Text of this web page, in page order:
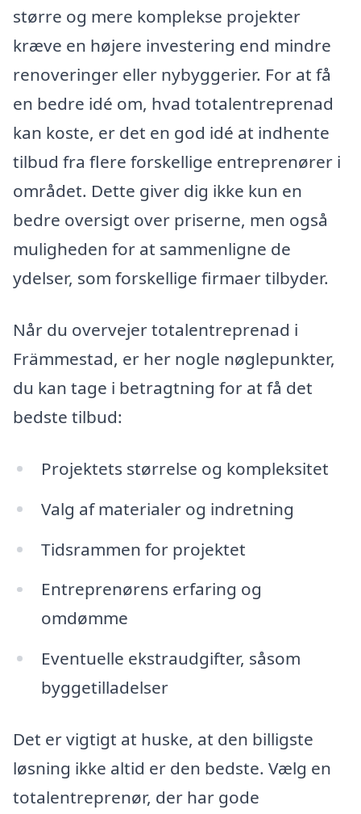
større og mere komplekse projekter
kræve en højere investering end mindre
renoveringer eller nybyggerier. For at få
en bedre idé om, hvad totalentreprenad
kan koste, er det en god idé at indhente
tilbud fra flere forskellige entreprenører i
området. Dette giver dig ikke kun en
bedre oversigt over priserne, men også
muligheden for at sammenligne de
ydelser, som forskellige firmaer tilbyder.
Når du overvejer totalentreprenad i
Främmestad, er her nogle nøglepunkter,
du kan tage i betragtning for at få det
bedste tilbud:
Projektets størrelse og kompleksitet
Valg af materialer og indretning
Tidsrammen for projektet
Entreprenørens erfaring og
omdømme
Eventuelle ekstraudgifter, såsom
byggetilladelser
Det er vigtigt at huske, at den billigste
løsning ikke altid er den bedste. Vælg en
totalentreprenør, der har gode